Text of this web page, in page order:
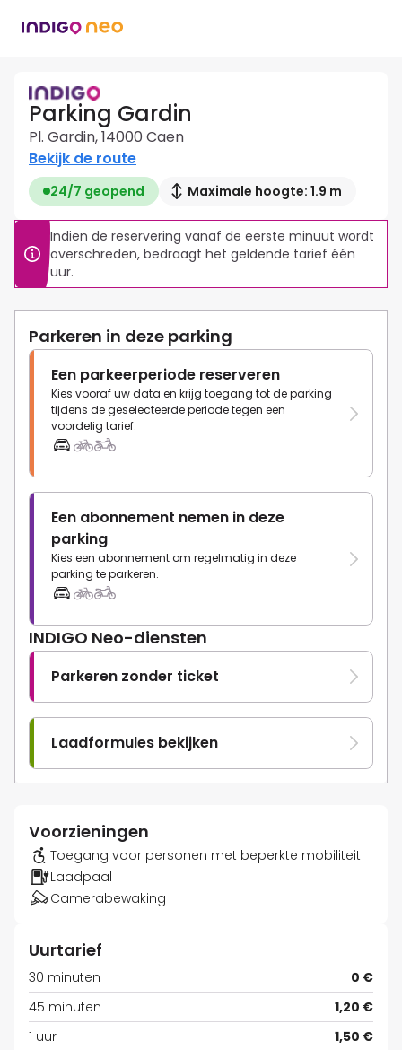
Parking Gardin
Pl. Gardin, 14000 Caen
Bekijk de route
24/7 geopend Maximale hoogte: 1.9 m
Indien de reservering vanaf de eerste minuut wordt
overschreden, bedraagt ​​het geldende tarief één
uur.
Parkeren in deze parking
Een parkeerperiode reserveren
Kies vooraf uw data en krijg toegang tot de parking
tijdens de geselecteerde periode tegen een
voordelig tarief.
Een abonnement nemen in deze
parking
Kies een abonnement om regelmatig in deze
parking te parkeren.
INDIGO Neo-diensten
Parkeren zonder ticket
Laadformules bekijken
Voorzieningen
Toegang voor personen met beperkte mobiliteit
Laadpaal
Camerabewaking
Uurtarief
30 minuten
0 €
45 minuten
1,20 €
1 uur
1,50 €